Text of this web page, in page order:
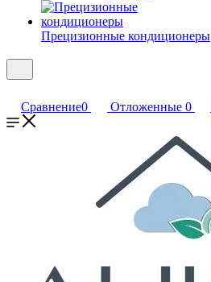
Прецизионные кондиционеры
Сравнение0 Отложенные 0